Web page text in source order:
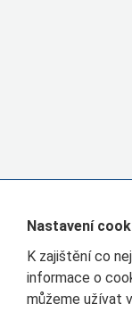
Nastavení
K zajištění co
informace o
můžeme užívat